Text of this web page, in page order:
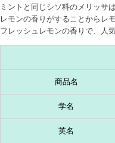
ミントと同じシソ科のメリッサ
レモンの香りがすることからレ
フレッシュレモンの香りで、人
商品名
学名
英名